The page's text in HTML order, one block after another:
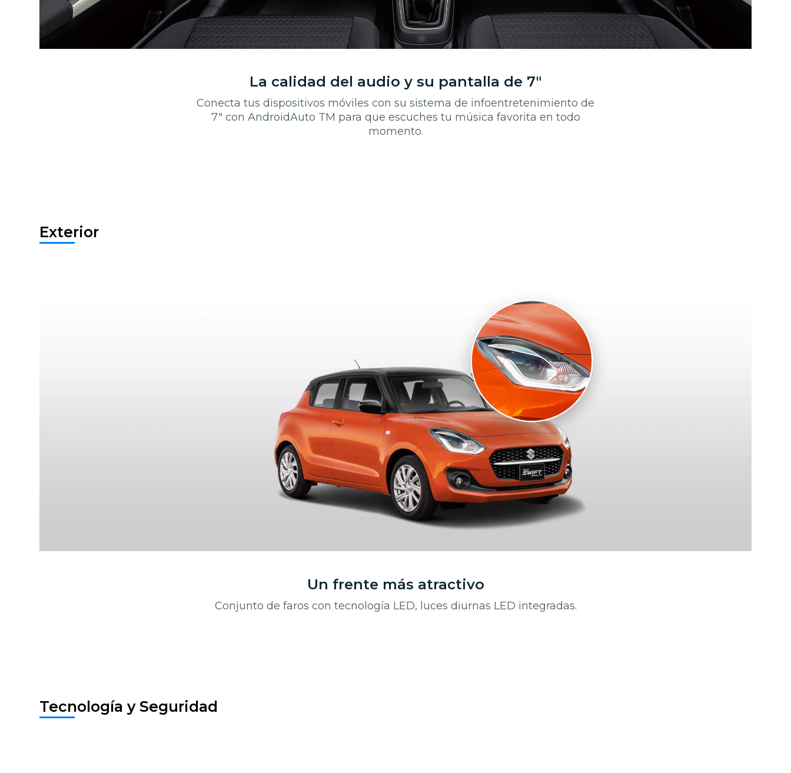
La calidad del audio y su pantalla de 7"
Conecta tus dispositivos móviles con su sistema de infoentretenimiento de
7" con AndroidAuto TM para que escuches tu música favorita en todo
momento.
Exterior
Un frente más atractivo
Conjunto de faros con tecnología LED, luces diurnas LED integradas.
Tecnología y Seguridad